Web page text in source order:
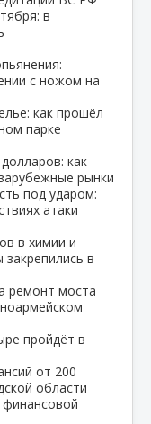
в
с ножом на
как прошёл
парке
как
рынки
под ударом:
атаки
в химии и
закрепились в
ремонт моста
пройдёт в
от 200
области